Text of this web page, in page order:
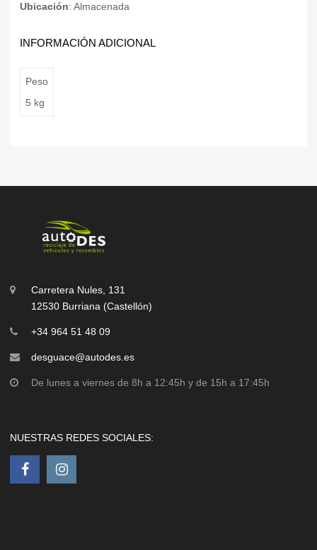
Ubicación: Almacenada
INFORMACIÓN ADICIONAL
Peso
5 kg
Carretera Nules, 131
12530 Burriana (Castellón)
+34 964 51 48 09
desguace@autodes.es
De lunes a viernes de 8h a 12:45h y de 15h a 17:45h
NUESTRAS REDES SOCIALES: